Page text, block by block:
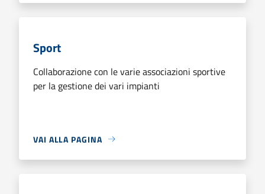
Sport
Collaborazione con le varie associazioni sportive
per la gestione dei vari impianti
VAI ALLA PAGINA